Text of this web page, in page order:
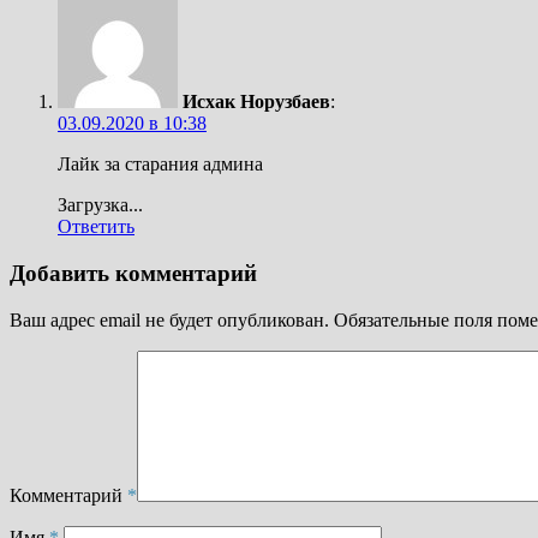
Исхак Норузбаев:
03.09.2020 в 10:38
Лайк за старания админа
Загрузка...
Ответить
Добавить комментарий
Ваш адрес email не будет опубликован. Обязательные поля
Комментарий *